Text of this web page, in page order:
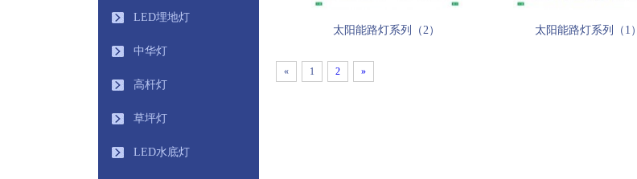
LED埋地灯
中华灯
高杆灯
草坪灯
LED水底灯
太阳能路灯系列（2） 太阳能路灯系列（1）
« 1 2 »